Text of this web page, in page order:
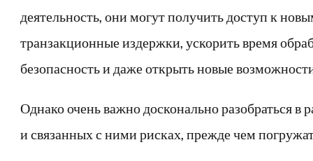
деятельность, они могут получить доступ к
транзакционные издержки, ускорить время
безопасность и даже открыть новые
Однако очень важно досконально разобраться
и связанных с ними рисках, прежде чем